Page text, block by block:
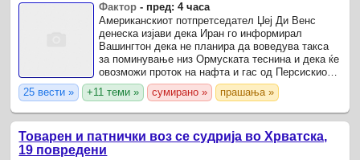
Фактор - пред: 4 часа
Американскиот потпретседател Џеј Ди Венс
денеска изјави дека Иран го информирал
Вашингтон дека не планира да воведува такса
за поминување низ Ормуската теснина и дека ќе
овозможи проток на нафта и гас од Персискиот
Залив во обем кој постоел пред конфликтот, но
нагласи дека САД ...
25 вести » +11 теми » сумирано » прашања »
Товарен и патнички воз се судрија во Хрватска,
19 повредени